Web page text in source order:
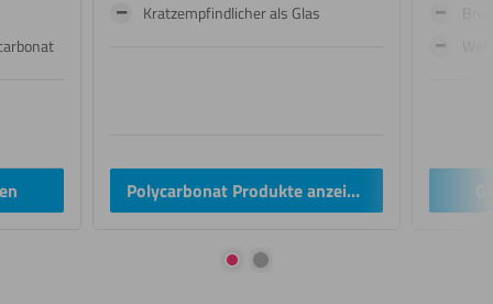
Kratzempfindlicher als Glas
Polycarbonat Produkte anzeigen
Gehe zur Folie 1
Gehe zur Folie 2